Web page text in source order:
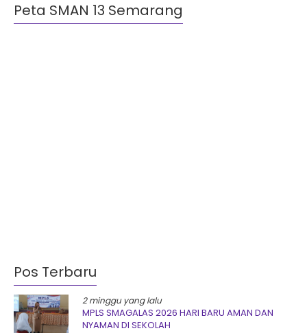
Peta SMAN 13 Semarang
Pos Terbaru
2 minggu yang lalu
MPLS SMAGALAS 2026 HARI BARU AMAN DAN
NYAMAN DI SEKOLAH